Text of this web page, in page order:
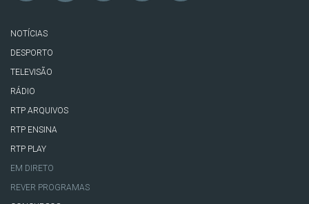
NOTÍCIAS
DESPORTO
TELEVISÃO
RÁDIO
RTP ARQUIVOS
RTP ENSINA
RTP PLAY
EM DIRETO
REVER PROGRAMAS